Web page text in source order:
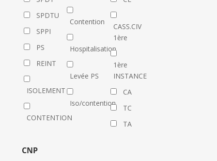
SPDTU
SPPI
PS
REINT
ISOLEMENT
CONTENTION
Contention
Hospitalisation
Levée PS
Iso/contention
CASS.CIV
1ère
1ère
INSTANCE
CA
TC
TA
CNP